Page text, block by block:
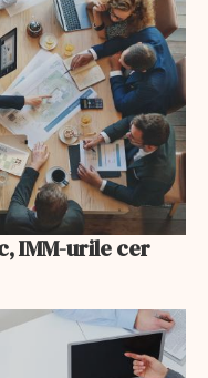
IMM-urile cer